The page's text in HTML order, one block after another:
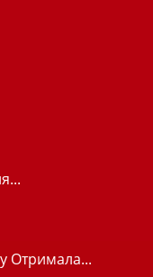
Отримала...